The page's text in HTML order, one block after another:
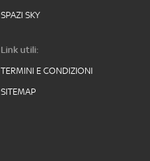
SPAZI SKY
Link utili:
TERMINI E CONDIZIONI
SITEMAP